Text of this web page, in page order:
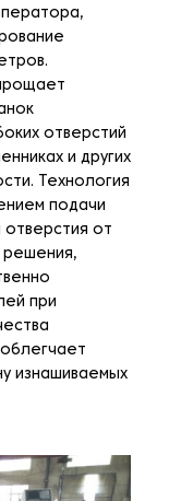
отверстий
и других
Технология
подачи
от
решения,
при
изнашиваемых